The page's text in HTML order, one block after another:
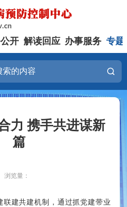
开 解读回应 办事服务 专题
力 携手共进谋新
篇
浏览量：
建共建机制，通过抓党建带业